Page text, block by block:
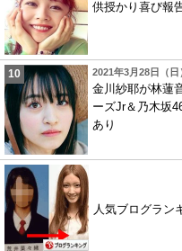
供授かり喜び報
2021年3月28日（
金川紗耶が林蓮
ーズJr＆乃木坂
あり
人気ブログラン